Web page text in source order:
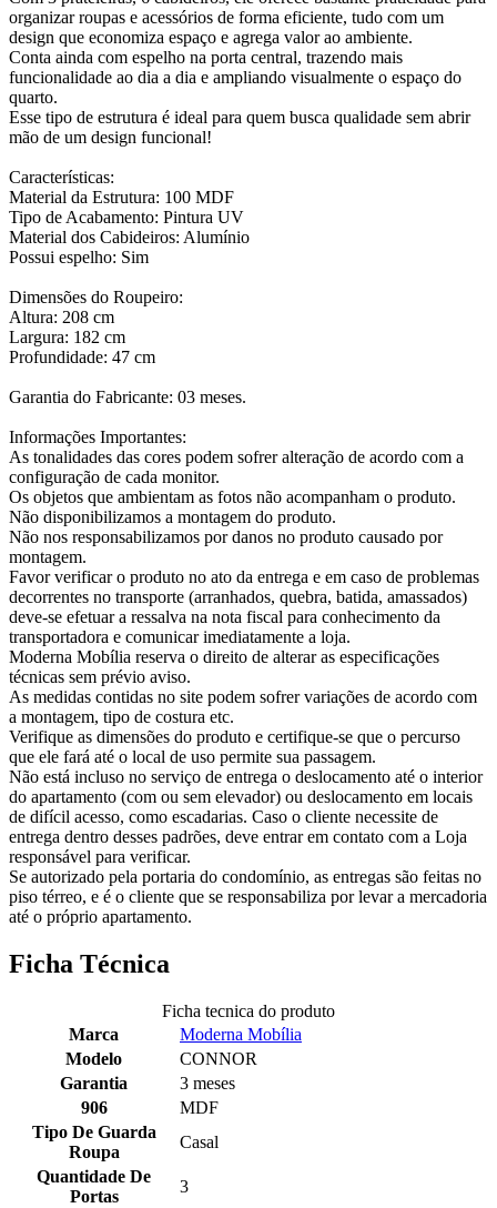
organizar roupas e acessórios de forma eficiente, tudo com um
design que economiza espaço e agrega valor ao ambiente.
Conta ainda com espelho na porta central, trazendo mais
funcionalidade ao dia a dia e ampliando visualmente o espaço do
quarto.
Esse tipo de estrutura é ideal para quem busca qualidade sem abrir
mão de um design funcional!
Características:
Material da Estrutura: 100 MDF
Tipo de Acabamento: Pintura UV
Material dos Cabideiros: Alumínio
Possui espelho: Sim
Dimensões do Roupeiro:
Altura: 208 cm
Largura: 182 cm
Profundidade: 47 cm
Garantia do Fabricante: 03 meses.
Informações Importantes:
As tonalidades das cores podem sofrer alteração de acordo com a
configuração de cada monitor.
Os objetos que ambientam as fotos não acompanham o produto.
Não disponibilizamos a montagem do produto.
Não nos responsabilizamos por danos no produto causado por
montagem.
Favor verificar o produto no ato da entrega e em caso de problemas
decorrentes no transporte (arranhados, quebra, batida, amassados)
deve-se efetuar a ressalva na nota fiscal para conhecimento da
transportadora e comunicar imediatamente a loja.
Moderna Mobília reserva o direito de alterar as especificações
técnicas sem prévio aviso.
As medidas contidas no site podem sofrer variações de acordo com
a montagem, tipo de costura etc.
Verifique as dimensões do produto e certifique-se que o percurso
que ele fará até o local de uso permite sua passagem.
Não está incluso no serviço de entrega o deslocamento até o interior
do apartamento (com ou sem elevador) ou deslocamento em locais
de difícil acesso, como escadarias. Caso o cliente necessite de
entrega dentro desses padrões, deve entrar em contato com a Loja
responsável para verificar.
Se autorizado pela portaria do condomínio, as entregas são feitas no
piso térreo, e é o cliente que se responsabiliza por levar a mercadoria
até o próprio apartamento.
Ficha Técnica
Ficha tecnica do produto
Marca
Moderna Mobília
Modelo
CONNOR
Garantia
3 meses
906
MDF
Tipo De Guarda
Roupa
Casal
Quantidade De
Portas
3